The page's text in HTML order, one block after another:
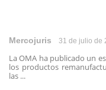
Mercojuris 31 de julio de
La OMA ha publicado un
los productos
las ...